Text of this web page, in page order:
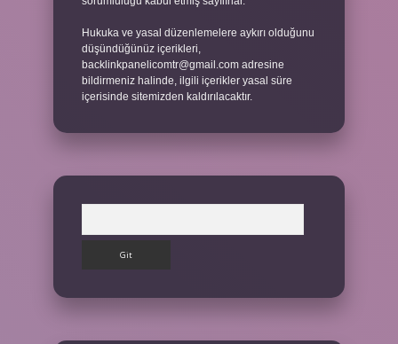
Hukuka ve yasal düzenlemelere aykırı olduğunu
düşündüğünüz içerikleri,
backlinkpanelicomtr@gmail.com adresine
bildirmeniz halinde, ilgili içerikler yasal süre
içerisinde sitemizden kaldırılacaktır.